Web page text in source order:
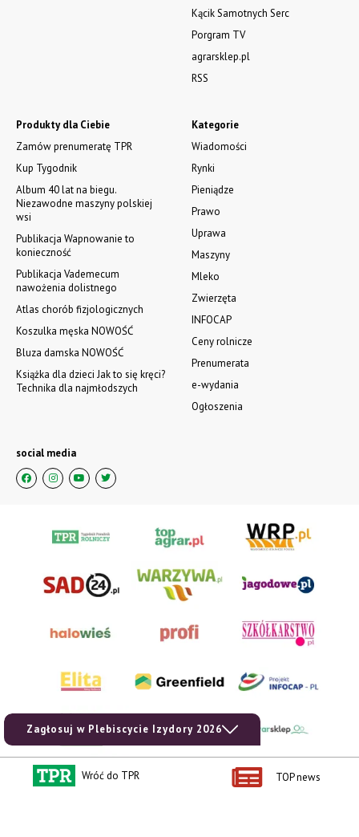
Zagłosuj w Plebiscycie Izydory 2026
Kategorie
Wiadomości
Rynki
Pieniądze
Prawo
Uprawa
Maszyny
Mleko
Zwierzęta
INFOCAP
Ceny rolnicze
Prenumerata
e-wydania
Ogłoszenia
Produkty dla Ciebie
Zamów prenumeratę TPR
Kup Tygodnik
Album 40 lat na biegu.
Niezawodne maszyny polskiej
wsi
Publikacja Wapnowanie to
konieczność
Publikacja Vademecum
nawożenia dolistnego
Atlas chorób fizjologicznych
Koszulka męska NOWOŚĆ
Bluza damska NOWOŚĆ
Książka dla dzieci Jak to się kręci?
Technika dla najmłodszych
Kącik Samotnych Serc
Porgram TV
agrarsklep.pl
RSS
social media
Wróć do TPR TOP news